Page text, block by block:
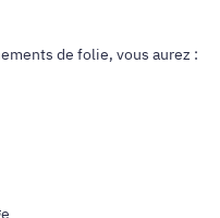
de folie, vous aurez :